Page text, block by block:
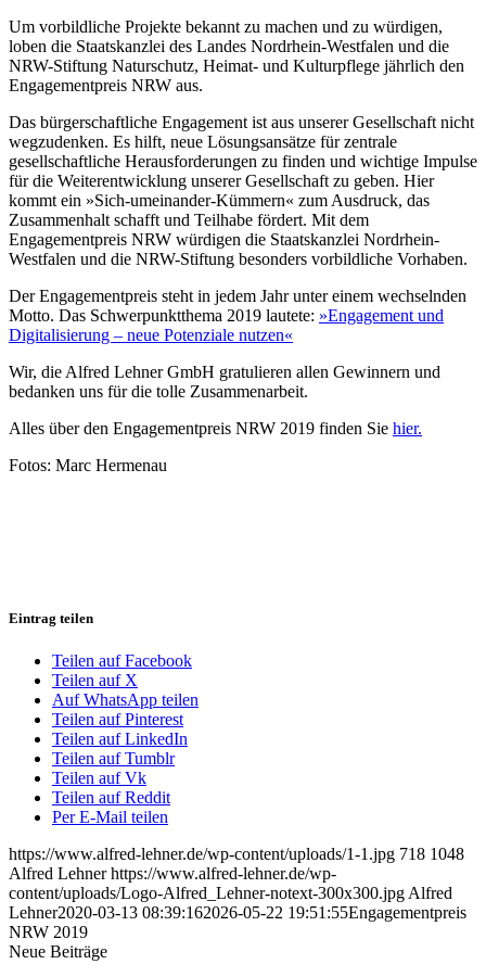
Um vorbildliche Projekte bekannt zu machen und zu würdigen,
loben die Staatskanzlei des Landes Nordrhein-Westfalen und die
NRW-Stiftung Naturschutz, Heimat- und Kulturpflege jährlich den
Engagementpreis NRW aus.
Das bürgerschaftliche Engagement ist aus unserer Gesellschaft nicht
wegzudenken. Es hilft, neue Lösungsansätze für zentrale
gesellschaftliche Herausforderungen zu finden und wichtige Impulse
für die Weiterentwicklung unserer Gesellschaft zu geben. Hier
kommt ein »Sich-umeinander-Kümmern« zum Ausdruck, das
Zusammenhalt schafft und Teilhabe fördert. Mit dem
Engagementpreis NRW würdigen die Staatskanzlei Nordrhein-
Westfalen und die NRW-Stiftung besonders vorbildliche Vorhaben.
Der Engagementpreis steht in jedem Jahr unter einem wechselnden
Motto. Das Schwerpunktthema 2019 lautete: »Engagement und
Digitalisierung – neue Potenziale nutzen«
Wir, die Alfred Lehner GmbH gratulieren allen Gewinnern und
bedanken uns für die tolle Zusammenarbeit.
Alles über den Engagementpreis NRW 2019 finden Sie hier.
Fotos: Marc Hermenau
Eintrag teilen
Teilen auf Facebook
Teilen auf X
Auf WhatsApp teilen
Teilen auf Pinterest
Teilen auf LinkedIn
Teilen auf Tumblr
Teilen auf Vk
Teilen auf Reddit
Per E-Mail teilen
https://www.alfred-lehner.de/wp-content/uploads/1-1.jpg 718 1048
Alfred Lehner https://www.alfred-lehner.de/wp-
content/uploads/Logo-Alfred_Lehner-notext-300x300.jpg Alfred
Lehner2020-03-13 08:39:162026-05-22 19:51:55Engagementpreis
NRW 2019
Neue Beiträge